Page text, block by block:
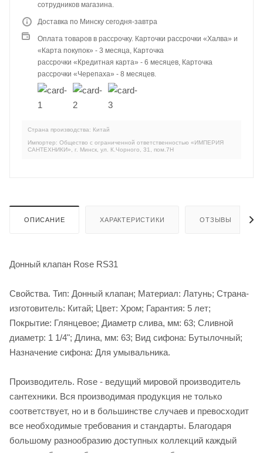
сотрудников магазина.
Доставка по Минску сегодня-завтра
Оплата товаров в рассрочку. Карточки рассрочки «Халва» и
«Карта покупок» - 3 месяца, Карточка
рассрочки «Кредитная карта» - 6 месяцев, Карточка
рассрочки «Черепаха» - 8 месяцев.
Страна производства: Китай
Импортер: Общество с ограниченной ответственностью «ИМПЕРИЯ
САНТЕХНИКИ», г. Минск, ул. К.Чорного, 31, пом.7Н
ОПИСАНИЕ ХАРАКТЕРИСТИКИ ОТЗЫВЫ
Донный клапан Rose RS31
Свойства. Тип: Донный клапан; Материал: Латунь; Страна-
изготовитель: Китай; Цвет: Хром; Гарантия: 5 лет;
Покрытие: Глянцевое; Диаметр слива, мм: 63; Сливной
диаметр: 1 1/4"; Длина, мм: 63; Вид сифона: Бутылочный;
Назначение сифона: Для умывальника.
Производитель. Rose - ведущий мировой производитель
сантехники. Вся производимая продукция не только
соответствует, но и в большинстве случаев и превосходит
все необходимые требования и стандарты. Благодаря
большому разнообразию доступных коллекций каждый